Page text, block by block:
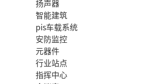
扬声器
智能建筑
pis车载系统
安防监控
元器件
行业站点
指挥中心